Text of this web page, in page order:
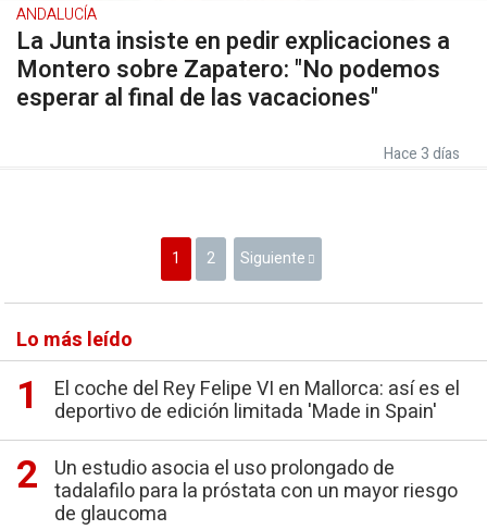
ANDALUCÍA
La Junta insiste en pedir explicaciones a
Montero sobre Zapatero: "No podemos
esperar al final de las vacaciones"
Hace 3 días
1 2 Siguiente
Lo más leído
El coche del Rey Felipe VI en Mallorca: así es el
deportivo de edición limitada 'Made in Spain'
Un estudio asocia el uso prolongado de
tadalafilo para la próstata con un mayor riesgo
de glaucoma